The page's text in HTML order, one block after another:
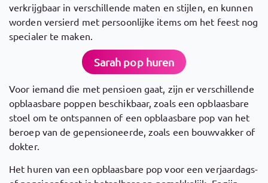
verkrijgbaar in verschillende maten en stijlen, en kunnen
worden versierd met persoonlijke items om het feest nog
specialer te maken.
Sarah pop huren
Voor iemand die met pensioen gaat, zijn er verschillende
opblaasbare poppen beschikbaar, zoals een opblaasbare
stoel om te ontspannen of een opblaasbare pop van het
beroep van de gepensioneerde, zoals een bouwvakker of
dokter.
Het huren van een opblaasbare pop voor een verjaardags-